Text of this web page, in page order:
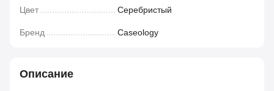
Цвет Серебристый
Бренд Caseology
Описание